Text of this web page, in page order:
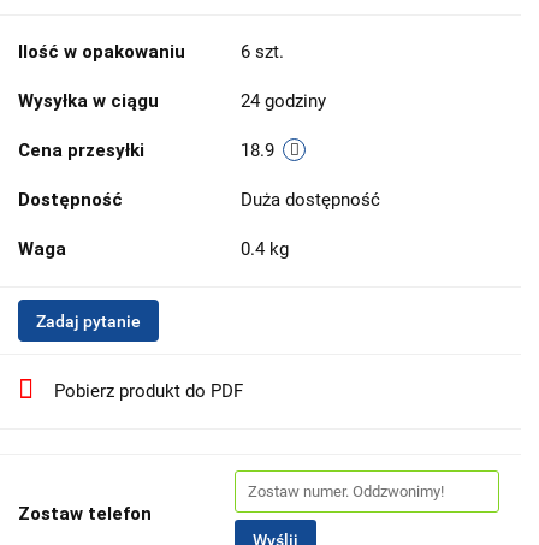
Ilość w opakowaniu 6 szt.
Wysyłka w ciągu 24 godziny
Cena przesyłki 18.9
Dostępność Duża dostępność
Waga 0.4 kg
Zadaj pytanie
Pobierz produkt do PDF
Zostaw telefon
Wyślij